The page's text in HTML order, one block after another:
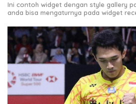
Ini contoh widget dengan style gallery
anda bisa mengaturnya pada widget